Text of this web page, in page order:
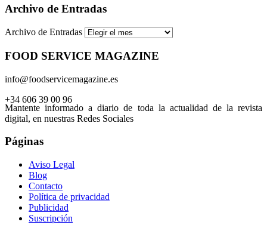
Archivo de Entradas
Archivo de Entradas
FOOD SERVICE MAGAZINE
info@foodservicemagazine.es
+34 606 39 00 96
Mantente informado a diario de toda la actualidad de la revista
digital, en nuestras Redes Sociales
Páginas
Aviso Legal
Blog
Contacto
Política de privacidad
Publicidad
Suscripción